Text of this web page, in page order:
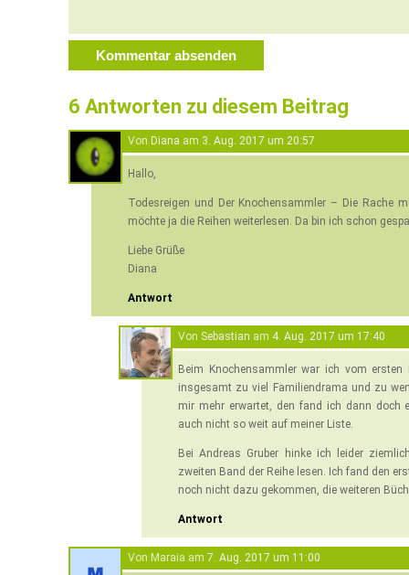
6 Antworten zu diesem Beitrag
Von Diana am 3. Aug. 2017 um 20:57
Hallo,
Todesreigen und Der Knochensammler – Die Rache
möchte ja die Reihen weiterlesen. Da bin ich schon
Liebe Grüße
Diana
Antwort
Von Sebastian am 4. Aug. 2017 um 17:40
Beim Knochensammler war ich vom
insgesamt zu viel Familiendrama und zu
mir mehr erwartet, den fand ich dann doch
auch nicht so weit auf meiner Liste.
Bei Andreas Gruber hinke ich leider
zweiten Band der Reihe lesen. Ich fand den
noch nicht dazu gekommen, die weiteren
Antwort
Von Maraia am 7. Aug. 2017 um 11:00